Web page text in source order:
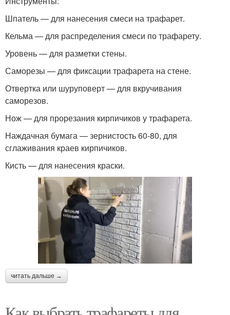
Шпатель — для нанесения смеси на трафарет.
Кельма — для распределения смеси по трафарету.
Уровень — для разметки стены.
Саморезы — для фиксации трафарета на стене.
Отвертка или шуруповерт — для вкручивания
саморезов.
Нож — для прорезания кирпичиков у трафарета.
Наждачная бумага — зернистость 60-80, для
сглаживания краев кирпичиков.
Кисть — для нанесения краски.
читать дальше →